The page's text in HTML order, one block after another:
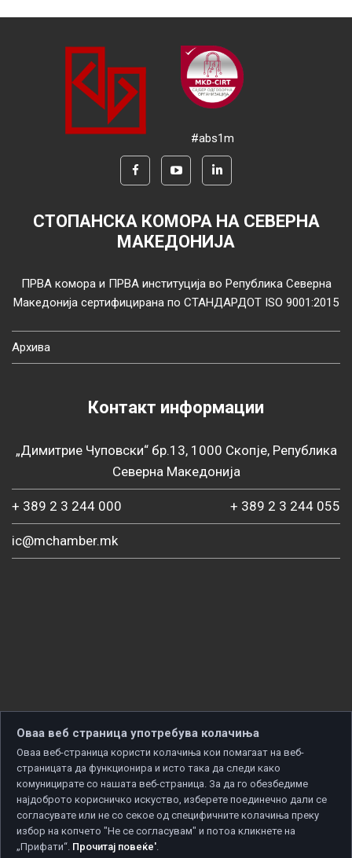
#abs1m
СТОПАНСКА КОМОРА НА СЕВЕРНА
МАКЕДОНИЈА
ПРВА комора и ПРВА институција во Република Северна
Македонија сертифицирана по СТАНДАРДОТ ISO 9001:2015
Архива
Контакт информации
„Димитрие Чуповски“ бр.13, 1000 Скопје, Република
Северна Македонија
+ 389 2 3 244 000 + 389 2 3 244 055
ic@mchamber.mk
Copyright © 2026 Developed by
Оваа веб страница употребува колачиња
Оваа веб-страница користи колачиња кои помагаат на веб-
страницата да функционира и исто така да следи како
комуницирате со нашата веб-страница. За да го обезбедиме
најдоброто корисничко искуство, изберете поединечно дали се
согласувате или не со секое од специфичните колачиња преку
избор на копчето "Не се согласувам" и потоа кликнете на
„Прифати“. Прочитај повеќе'.